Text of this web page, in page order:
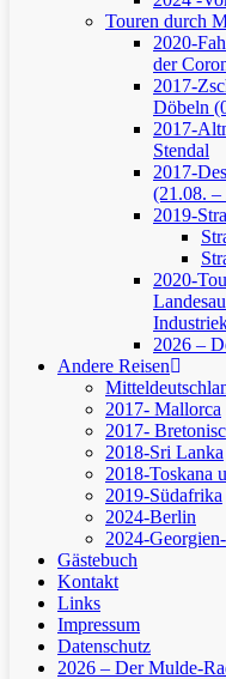
Touren durch
2020-
der
2017-
Döbeln
2017-
Stendal
2017-
(21.08. –
2019-
2020-
2026 –
Andere Reisen
2017- Mallorca
2017-
2018-Sri Lanka
2018-Toskana
2019-Südafrika
2024-Berlin
2024-
Gästebuch
Kontakt
Links
Impressum
Datenschutz
2026 – Der Mulde-